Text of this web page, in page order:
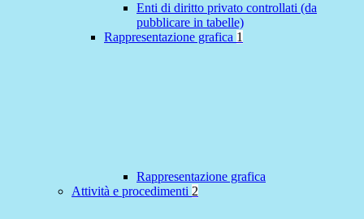
Enti di diritto privato controllati (da
pubblicare in tabelle)
Rappresentazione grafica 1
Rappresentazione grafica
Attività e procedimenti 2